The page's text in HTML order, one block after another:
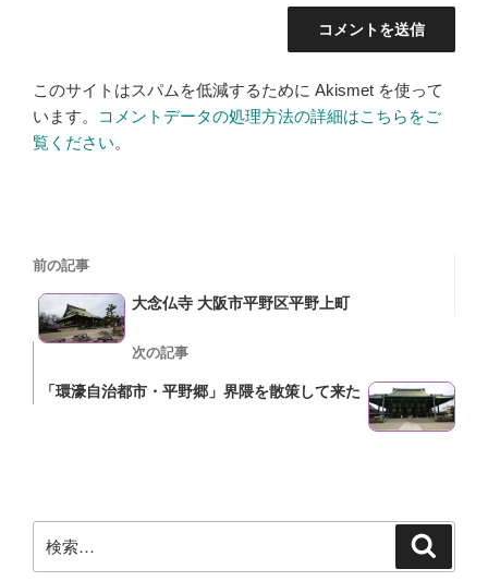
このサイトはスパムを低減するために Akismet を使って
います。
コメントデータの処理方法の詳細はこちらをご
覧ください。
投
稿
ナ
ゲ
ン
過
去
の
投
前の記事
大念仏寺 大阪市平野区平野上町
次
の
投
次の記事
「環濠自治都市・平野郷」界隈を散策して来た
索: